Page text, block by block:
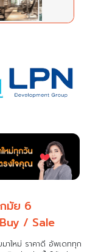
มัย 6
/ Sale
าใหม่ ราคาดี อัพเดททุก